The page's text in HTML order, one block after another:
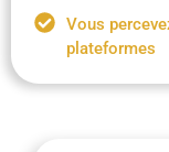
Vous
plateformes